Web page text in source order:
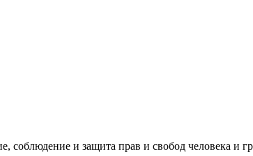
и защита прав и свобод человека и